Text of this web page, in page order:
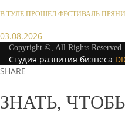
В ТУЛЕ ПРОШЕЛ ФЕСТИВАЛЬ
03.08.2026
Copyright ©, All Rights Reserved.
Студия развития бизнеса
SHARE
ЗНАТЬ,